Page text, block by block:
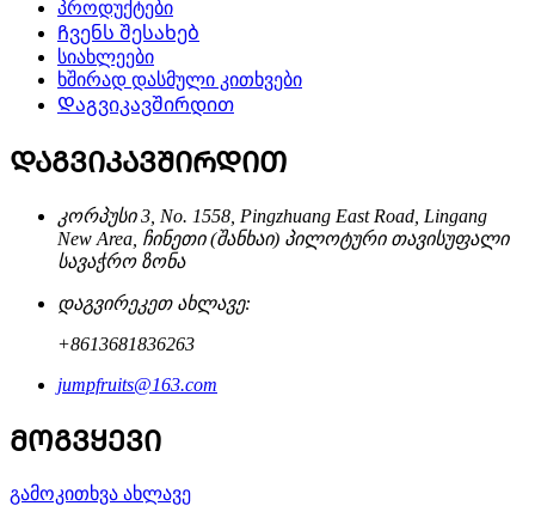
პროდუქტები
Ჩვენს შესახებ
სიახლეები
ხშირად დასმული კითხვები
Დაგვიკავშირდით
ᲓᲐᲒᲕᲘᲙᲐᲕᲨᲘᲠᲓᲘᲗ
კორპუსი 3, No. 1558, Pingzhuang East Road, Lingang
New Area, ჩინეთი (შანხაი) პილოტური თავისუფალი
სავაჭრო ზონა
დაგვირეკეთ ახლავე:
+8613681836263
jumpfruits@163.com
ᲛᲝᲒᲕᲧᲔᲕᲘ
გამოკითხვა ახლავე